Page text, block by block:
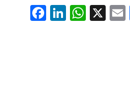
Fa
ce
Li
nk
W
ha
X